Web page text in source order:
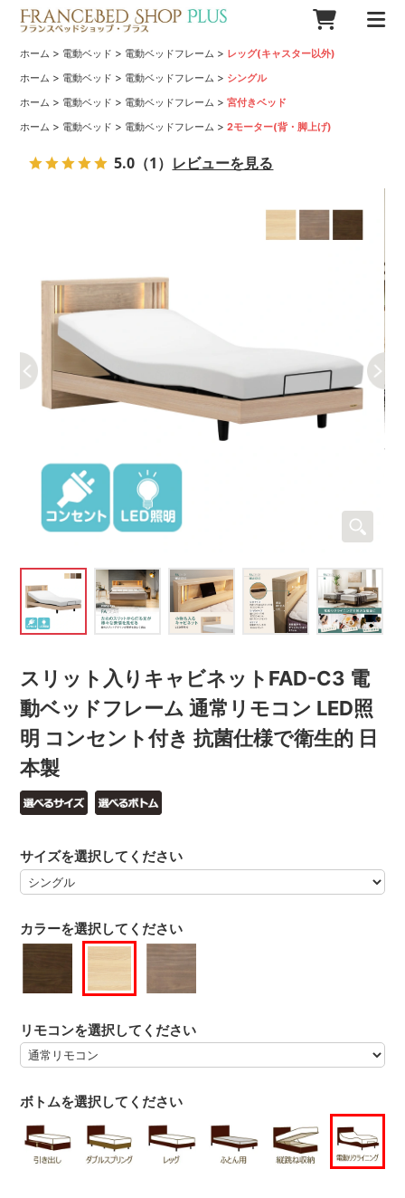
ホーム > 電動ベッド > 電動ベッドフレーム > レッグ(キャスター以外)
ホーム > 電動ベッド > 電動ベッドフレーム > シングル
ホーム > 電動ベッド > 電動ベッドフレーム >宮付きベッド
ホーム > 電動ベッド > 電動ベッドフレーム >2モーター(背・脚上げ)
スリット入りキャビネットFAD-C3 電
動ベッドフレーム 通常リモコン LED照
明 コンセント付き 抗菌仕様で衛生的 日
本製
カラーを選択してください
サイズを選択してください
リモコンを選択してください
ボトムを選択してください
5.0 （1） レビューを見る